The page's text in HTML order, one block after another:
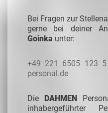
Bei Fragen zur
gerne bei deiner
Goinka unter:
+49 221 6505 123 5
personal.de
Die DAHMEN
inhabergeführter